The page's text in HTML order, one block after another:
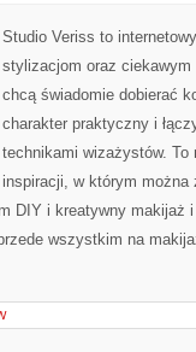
Studio Veriss to
stylizacjom oraz ciekawym
chcą świadomie dobierać
charakter praktyczny i
technikami wizażystów. To
inspiracji, w którym
DIY i kreatywny makijaż
wszystkim na